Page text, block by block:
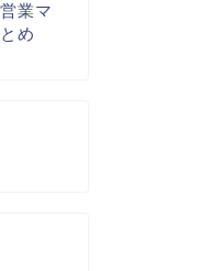
業マ
め